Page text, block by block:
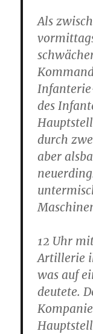
Als
des
durch
aber
12 Uhr
Artillerie
was auf
deutete.